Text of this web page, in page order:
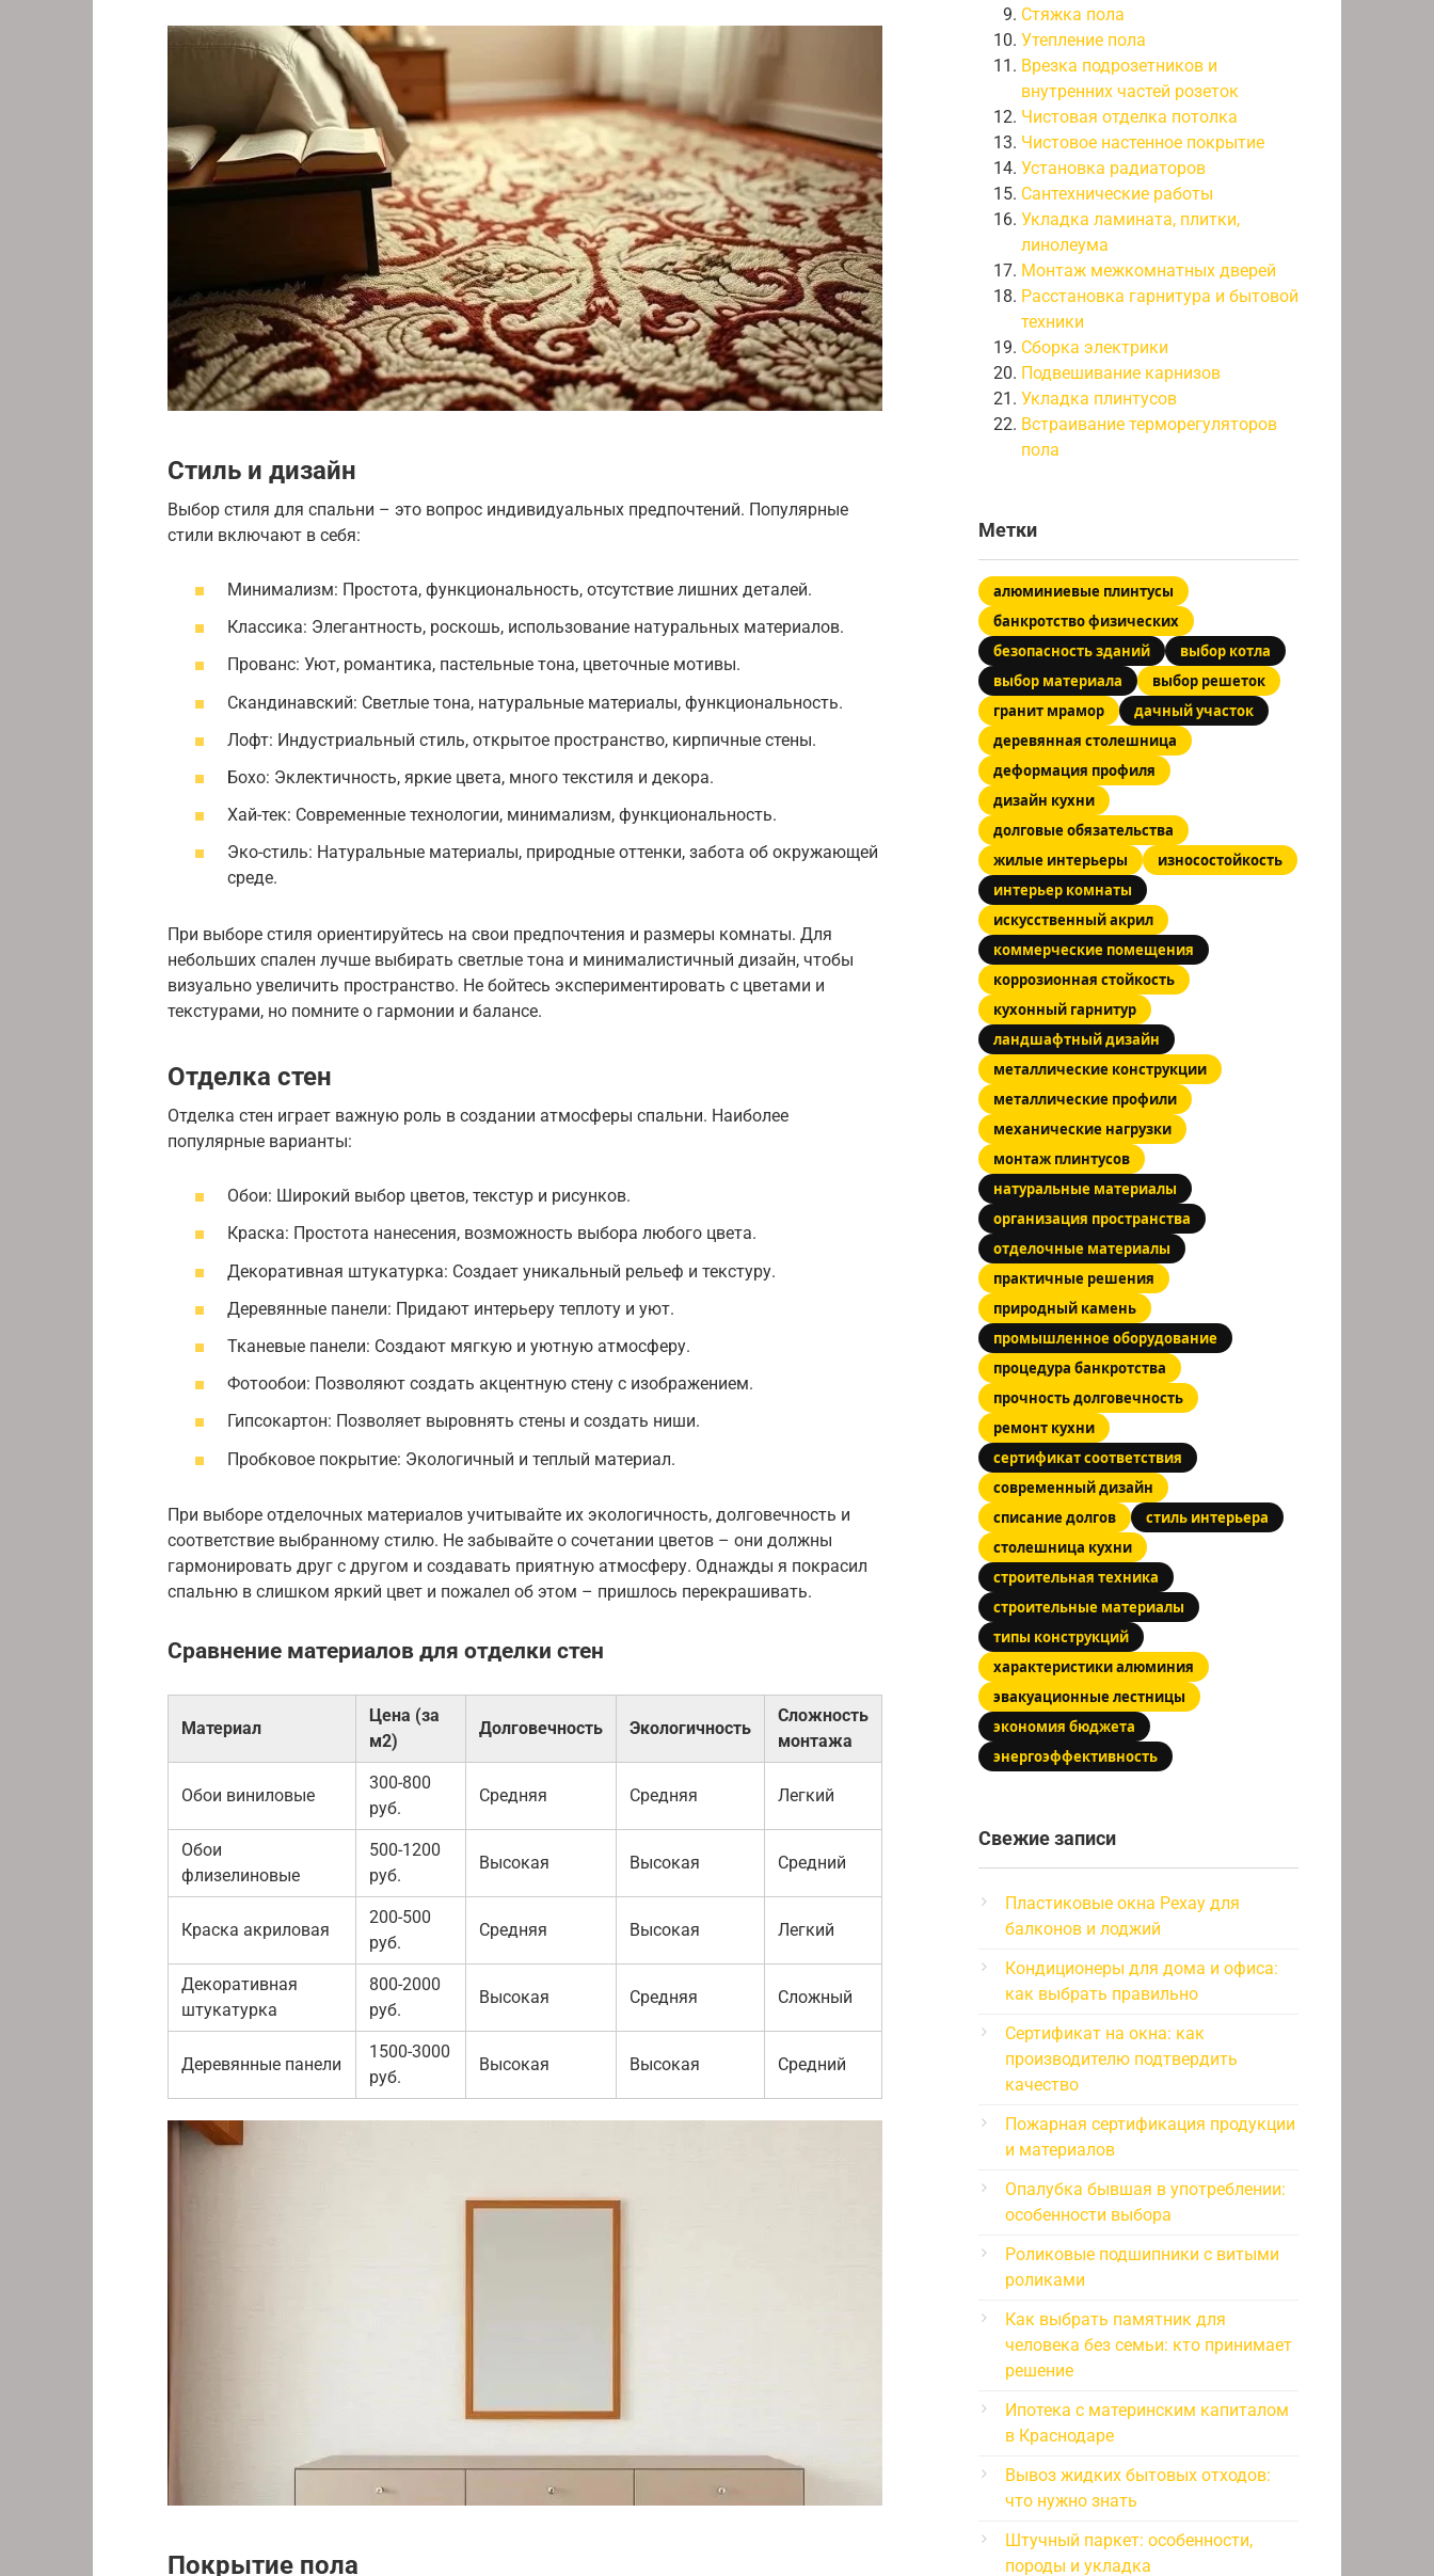
Стиль и дизайн
Выбор стиля для спальни – это вопрос индивидуальных предпочтений. Популярные
стили включают в себя:
Минимализм: Простота, функциональность, отсутствие лишних деталей.
Классика: Элегантность, роскошь, использование натуральных материалов.
Прованс: Уют, романтика, пастельные тона, цветочные мотивы.
Скандинавский: Светлые тона, натуральные материалы, функциональность.
Лофт: Индустриальный стиль, открытое пространство, кирпичные стены.
Бохо: Эклектичность, яркие цвета, много текстиля и декора.
Хай-тек: Современные технологии, минимализм, функциональность.
Эко-стиль: Натуральные материалы, природные оттенки, забота об окружающей
среде.
При выборе стиля ориентируйтесь на свои предпочтения и размеры комнаты. Для
небольших спален лучше выбирать светлые тона и минималистичный дизайн, чтобы
визуально увеличить пространство. Не бойтесь экспериментировать с цветами и
текстурами, но помните о гармонии и балансе.
Отделка стен
Отделка стен играет важную роль в создании атмосферы спальни. Наиболее
популярные варианты:
Обои: Широкий выбор цветов, текстур и рисунков.
Краска: Простота нанесения, возможность выбора любого цвета.
Декоративная штукатурка: Создает уникальный рельеф и текстуру.
Деревянные панели: Придают интерьеру теплоту и уют.
Тканевые панели: Создают мягкую и уютную атмосферу.
Фотообои: Позволяют создать акцентную стену с изображением.
Гипсокартон: Позволяет выровнять стены и создать ниши.
Пробковое покрытие: Экологичный и теплый материал.
При выборе отделочных материалов учитывайте их экологичность, долговечность и
соответствие выбранному стилю. Не забывайте о сочетании цветов – они должны
гармонировать друг с другом и создавать приятную атмосферу. Однажды я покрасил
спальню в слишком яркий цвет и пожалел об этом – пришлось перекрашивать.
Сравнение материалов для отделки стен
Материал
Цена (за
м2)
Долговечность Экологичность
Сложность
монтажа
Обои виниловые
300-800
руб.
Средняя Средняя Легкий
Обои
флизелиновые
500-1200
руб.
Высокая Высокая Средний
Краска акриловая
200-500
руб.
Средняя Высокая Легкий
Декоративная
штукатурка
800-2000
руб.
Высокая Средняя Сложный
Деревянные панели
1500-3000
руб.
Высокая Высокая Средний
Покрытие пола
Стяжка пола
Утепление пола
Врезка подрозетников и
внутренних частей розеток
Чистовая отделка потолка
Чистовое настенное покрытие
Установка радиаторов
Сантехнические работы
Укладка ламината, плитки,
линолеума
Монтаж межкомнатных дверей
Расстановка гарнитура и бытовой
техники
Сборка электрики
Подвешивание карнизов
Укладка плинтусов
Встраивание терморегуляторов
пола
Метки
алюминиевые плинтусы
банкротство физических
безопасность зданий
выбор котла
выбор материала
выбор решеток
гранит мрамор
дачный участок
деревянная столешница
деформация профиля
дизайн кухни
долговые обязательства
жилые интерьеры
износостойкость
интерьер комнаты
искусственный акрил
коммерческие помещения
коррозионная стойкость
кухонный гарнитур
ландшафтный дизайн
металлические конструкции
металлические профили
механические нагрузки
монтаж плинтусов
натуральные материалы
организация пространства
отделочные материалы
практичные решения
природный камень
промышленное оборудование
процедура банкротства
прочность долговечность
ремонт кухни
сертификат соответствия
современный дизайн
списание долгов
стиль интерьера
столешница кухни
строительная техника
строительные материалы
типы конструкций
характеристики алюминия
эвакуационные лестницы
экономия бюджета
энергоэффективность
Свежие записи
Пластиковые окна Рехау для
балконов и лоджий
Кондиционеры для дома и офиса:
как выбрать правильно
Сертификат на окна: как
производителю подтвердить
качество
Пожарная сертификация продукции
и материалов
Опалубка бывшая в употреблении:
особенности выбора
Роликовые подшипники с витыми
роликами
Как выбрать памятник для
человека без семьи: кто принимает
решение
Ипотека с материнским капиталом
в Краснодаре
Вывоз жидких бытовых отходов:
что нужно знать
Штучный паркет: особенности,
породы и укладка